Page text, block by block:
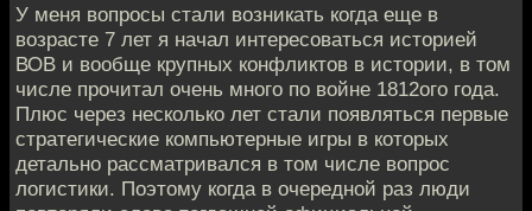
У меня вопросы стали возникать когда еще в
возрасте 7 лет я начал интересоваться историей
ВОВ и вообще крупных конфликтов в истории, в том
числе прочитал очень много по войне 1812ого года.
Плюс через несколько лет стали появляться первые
стратегические компьютерные игры в которых
детально рассматривался в том числе вопрос
логистики. Поэтому когда в очередной раз люди